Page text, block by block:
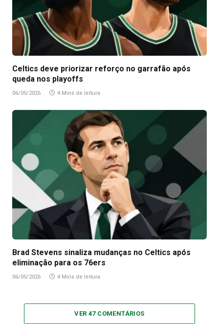
Celtics deve priorizar reforço no garrafão após
queda nos playoffs
06/05/2026 4 Mins de leitura
Brad Stevens sinaliza mudanças no Celtics após
eliminação para os 76ers
06/05/2026 4 Mins de leitura
VER 47 COMENTÁRIOS